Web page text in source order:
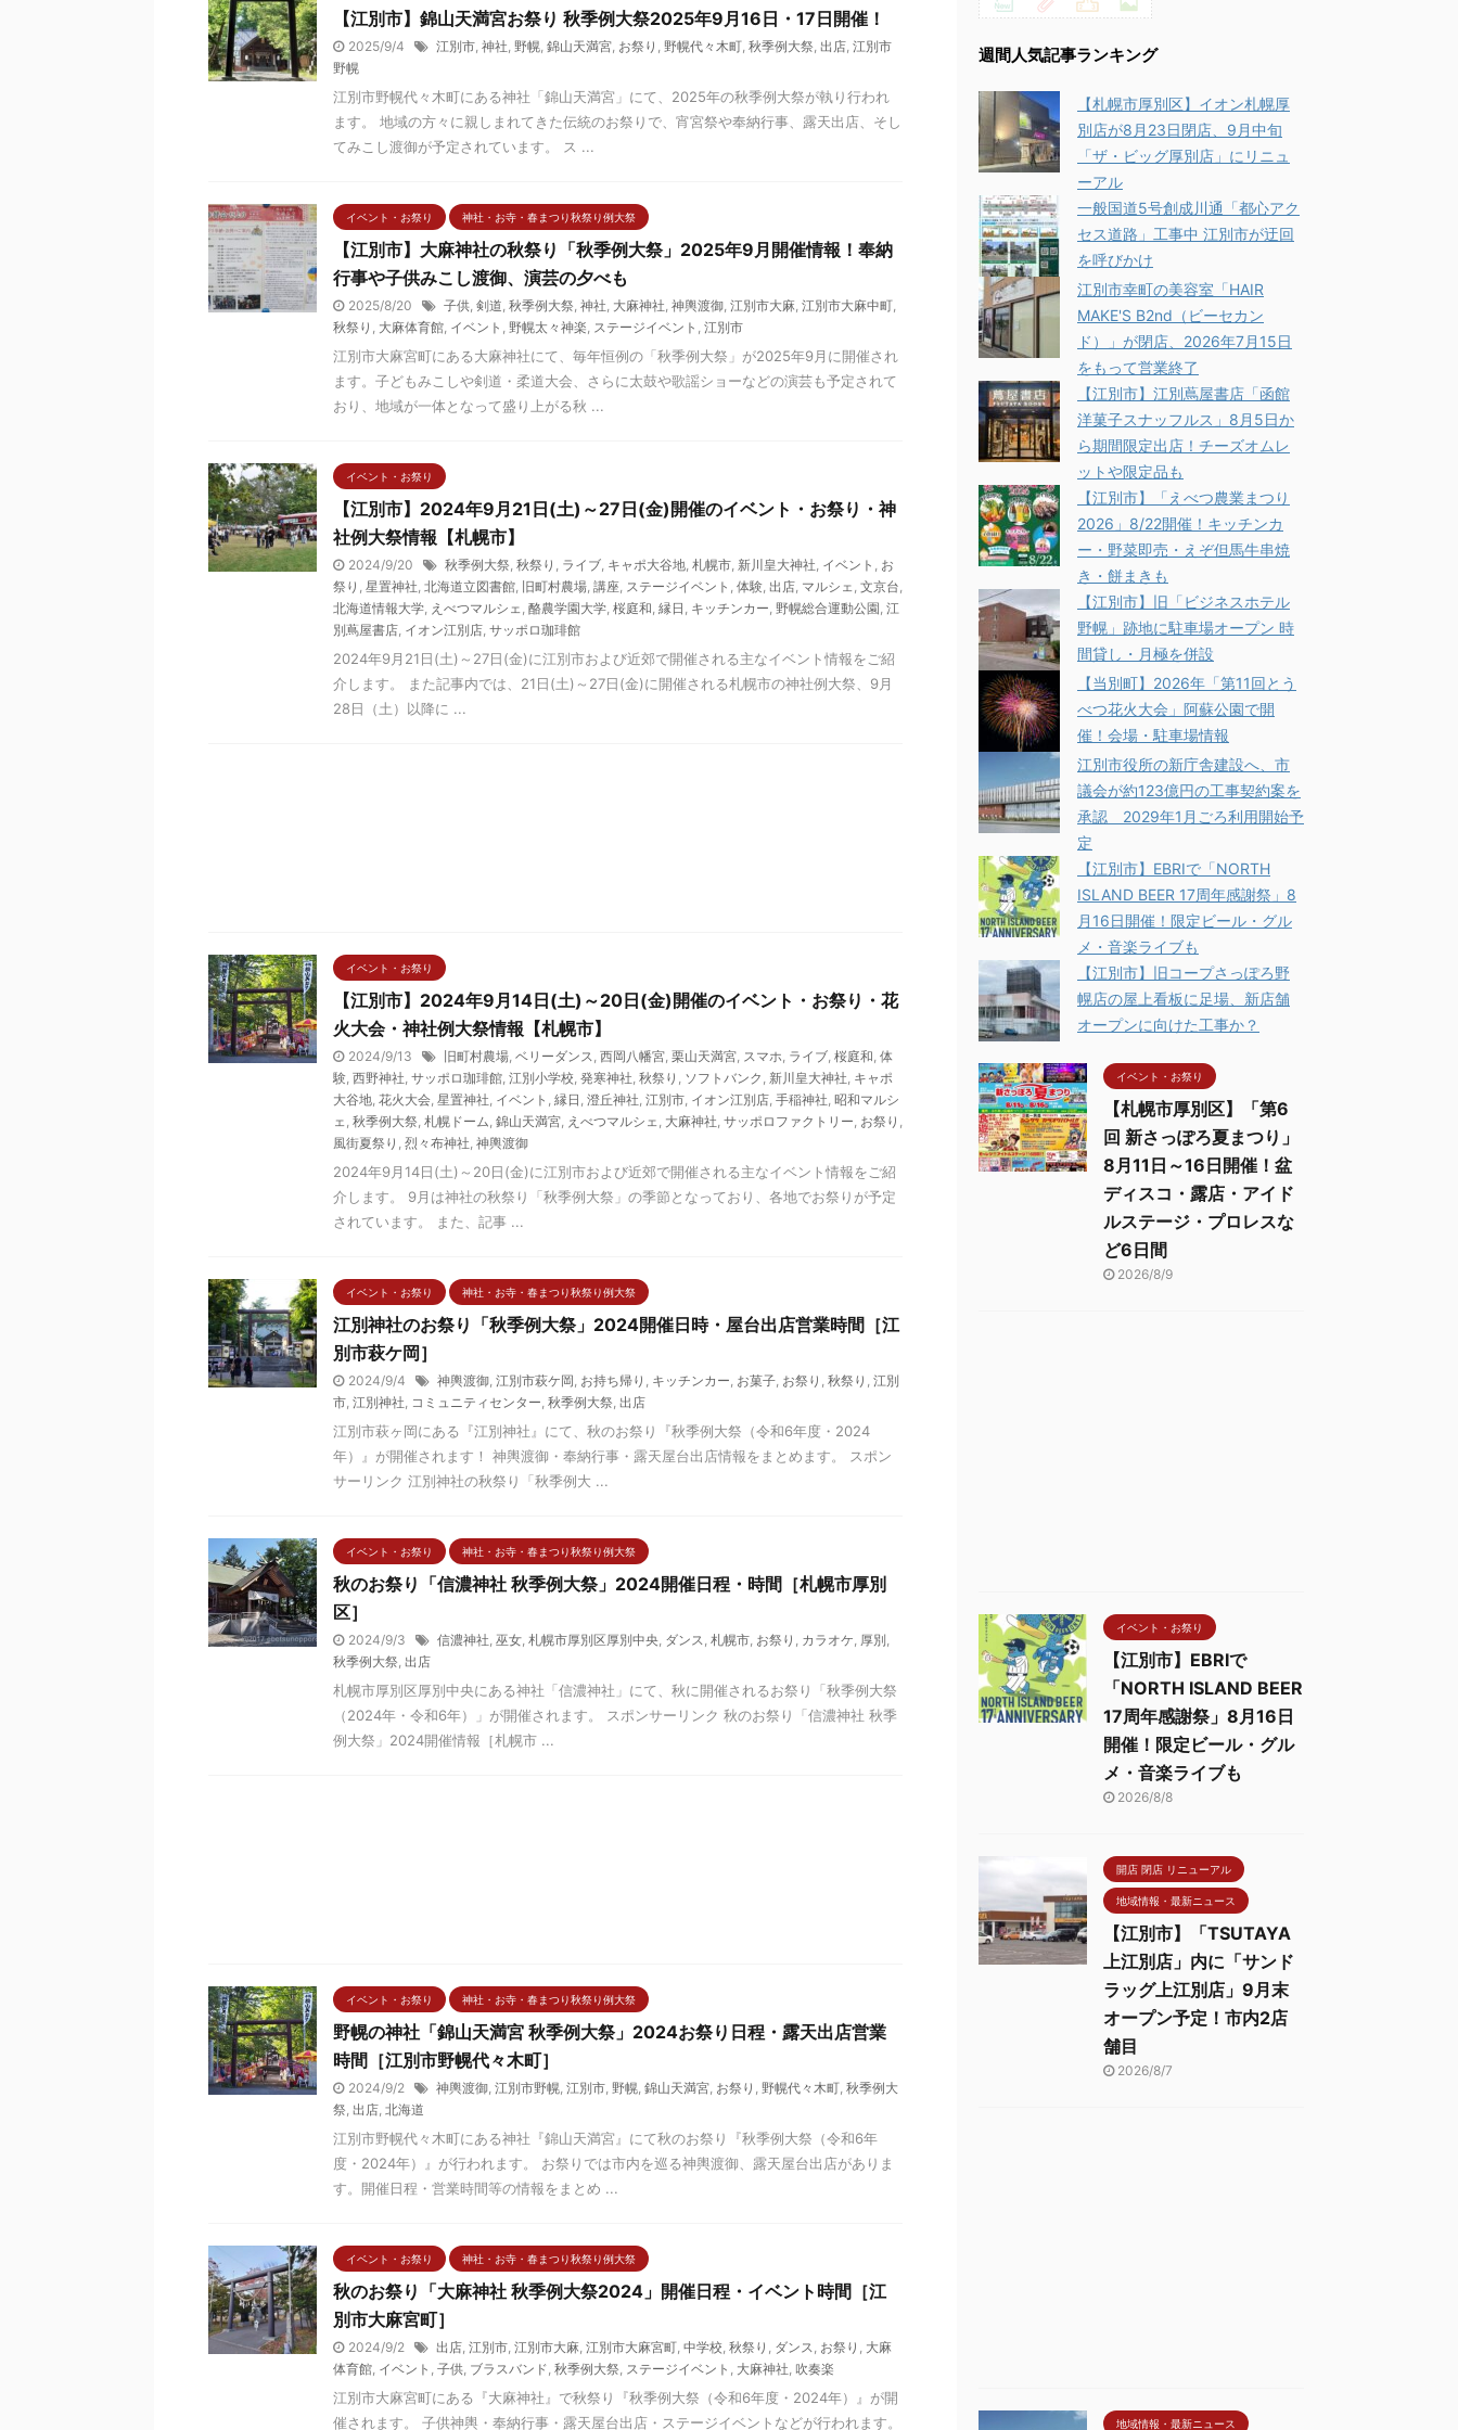
【江別市】錦山天満宮お祭り 秋季例大祭2025年9月16日・17日開催！
2025/9/4 江別市, 神社, 野幌, 錦山天満宮, お祭り , 野幌代々木町, 秋季例大祭, 出店, 江別市
野幌
江別市野幌代々木町にある神社「錦山天満宮」にて、2025年の秋季例大祭が執り行われ
ます。 地域の方々に親しまれてきた伝統のお祭りで、宵宮祭や奉納行事、露天出店、そし
てみこし渡御が予定されています。 ス ...
イベント・お祭り 神社・お寺・春まつり秋祭り例大祭
【江別市】大麻神社の秋祭り「秋季例大祭」2025年9月開催情報！奉納
行事や子供みこし渡御、演芸の夕べも
2025/8/20 子供, 剣道, 秋季例大祭, 神社, 大麻神社, 神輿渡御, 江別市大麻, 江別市大麻中町,
秋祭り , 大麻体育館, イベント , 野幌太々神楽, ステージイベント , 江別市
江別市大麻宮町にある大麻神社にて、毎年恒例の「秋季例大祭」が2025年9月に開催され
ます。子どもみこしや剣道・柔道大会、さらに太鼓や歌謡ショーなどの演芸も予定されて
おり、地域が一体となって盛り上がる秋 ...
イベント・お祭り
【江別市】2024年9月21日(土)～27日(金)開催のイベント・お祭り・神
社例大祭情報【札幌市】
2024/9/20 秋季例大祭, 秋祭り , ライブ, キャポ大谷地, 札幌市, 新川皇大神社, イベント , お
祭り , 星置神社, 北海道立図書館, 旧町村農場, 講座, ステージイベント , 体験, 出店, マルシェ, 文京台,
北海道情報大学, えべつマルシェ, 酪農学園大学, 桜庭和, 縁日 , キッチンカー, 野幌総合運動公園, 江
別蔦屋書店, イオン江別店, サッポロ珈琲館
2024年9月21日(土)～27日(金)に江別市および近郊で開催される主なイベント情報をご紹
介します。 また記事内では、21日(土)～27日(金)に開催される札幌市の神社例大祭、9月
28日（土）以降に ...
イベント・お祭り
【江別市】2024年9月14日(土)～20日(金)開催のイベント・お祭り・花
火大会・神社例大祭情報【札幌市】
2024/9/13 旧町村農場, ベリーダンス, 西岡八幡宮, 栗山天満宮, スマホ, ライブ, 桜庭和, 体
験, 西野神社, サッポロ珈琲館, 江別小学校, 発寒神社, 秋祭り , ソフトバンク , 新川皇大神社, キャポ
大谷地, 花火大会, 星置神社, イベント , 縁日 , 澄丘神社, 江別市, イオン江別店, 手稲神社, 昭和マルシ
ェ, 秋季例大祭, 札幌ドーム, 錦山天満宮, えべつマルシェ, 大麻神社, サッポロファクトリー, お祭り ,
風街夏祭り , 烈々布神社, 神輿渡御
2024年9月14日(土)～20日(金)に江別市および近郊で開催される主なイベント情報をご紹
介します。 9月は神社の秋祭り「秋季例大祭」の季節となっており、各地でお祭りが予定
されています。 また、記事 ...
イベント・お祭り 神社・お寺・春まつり秋祭り例大祭
江別神社のお祭り「秋季例大祭」2024開催日時・屋台出店営業時間［江
別市萩ケ岡］
2024/9/4 神輿渡御, 江別市萩ケ岡, お持ち帰り , キッチンカー, お菓子, お祭り , 秋祭り , 江別
市, 江別神社, コミュニティセンター, 秋季例大祭, 出店
江別市萩ヶ岡にある『江別神社』にて、秋のお祭り『秋季例大祭（令和6年度・2024
年）』が開催されます！ 神輿渡御・奉納行事・露天屋台出店情報をまとめます。 スポン
サーリンク 江別神社の秋祭り「秋季例大 ...
イベント・お祭り 神社・お寺・春まつり秋祭り例大祭
秋のお祭り「信濃神社 秋季例大祭」2024開催日程・時間［札幌市厚別
区］
2024/9/3 信濃神社, 巫女, 札幌市厚別区厚別中央, ダンス, 札幌市, お祭り , カラオケ, 厚別,
秋季例大祭, 出店
札幌市厚別区厚別中央にある神社「信濃神社」にて、秋に開催されるお祭り「秋季例大祭
（2024年・令和6年）」が開催されます。 スポンサーリンク 秋のお祭り「信濃神社 秋季
例大祭」2024開催情報［札幌市 ...
イベント・お祭り 神社・お寺・春まつり秋祭り例大祭
野幌の神社「錦山天満宮 秋季例大祭」2024お祭り日程・露天出店営業
時間［江別市野幌代々木町］
2024/9/2 神輿渡御, 江別市野幌, 江別市, 野幌, 錦山天満宮, お祭り , 野幌代々木町, 秋季例大
祭, 出店, 北海道
江別市野幌代々木町にある神社『錦山天満宮』にて秋のお祭り『秋季例大祭（令和6年
度・2024年）』が行われます。 お祭りでは市内を巡る神輿渡御、露天屋台出店がありま
す。開催日程・営業時間等の情報をまとめ ...
イベント・お祭り 神社・お寺・春まつり秋祭り例大祭
秋のお祭り「大麻神社 秋季例大祭2024」開催日程・イベント時間［江
別市大麻宮町］
2024/9/2 出店, 江別市, 江別市大麻, 江別市大麻宮町, 中学校, 秋祭り , ダンス, お祭り , 大麻
体育館, イベント , 子供, ブラスバンド, 秋季例大祭, ステージイベント , 大麻神社, 吹奏楽
江別市大麻宮町にある『大麻神社』で秋祭り『秋季例大祭（令和6年度・2024年）』が開
催されます。 子供神輿・奉納行事・露天屋台出店・ステージイベントなどが行われます。
週間人気記事ランキング
【札幌市厚別区】イオン札幌厚
別店が8月23日閉店、9月中旬
「ザ・ビッグ厚別店」にリニュ
ーアル
一般国道5号創成川通「都心アク
セス道路」工事中 江別市が迂回
を呼びかけ
江別市幸町の美容室「HAIR
MAKE'S B2nd（ビーセカン
ド）」が閉店、2026年7月15日
をもって営業終了
【江別市】江別蔦屋書店「函館
洋菓子スナッフルス」8月5日か
ら期間限定出店！チーズオムレ
ットや限定品も
【江別市】「えべつ農業まつり
2026」8/22開催！キッチンカ
ー・野菜即売・えぞ但馬牛串焼
き・餅まきも
【江別市】旧「ビジネスホテル
野幌」跡地に駐車場オープン 時
間貸し・月極を併設
【当別町】2026年「第11回とう
べつ花火大会」阿蘇公園で開
催！会場・駐車場情報
江別市役所の新庁舎建設へ、市
議会が約123億円の工事契約案を
承認 2029年1月ごろ利用開始予
定
【江別市】EBRIで「NORTH
ISLAND BEER 17周年感謝祭」8
月16日開催！限定ビール・グル
メ・音楽ライブも
【江別市】旧コープさっぽろ野
幌店の屋上看板に足場、新店舗
オープンに向けた工事か？
イベント・お祭り
【札幌市厚別区】「第6
回 新さっぽろ夏まつり」
8月11日～16日開催！盆
ディスコ・露店・アイド
ルステージ・プロレスな
ど6日間
2026/8/9
イベント・お祭り
【江別市】EBRIで
「NORTH ISLAND BEER
17周年感謝祭」8月16日
開催！限定ビール・グル
メ・音楽ライブも
2026/8/8
開店 閉店 リニューアル
地域情報・最新ニュース
【江別市】「TSUTAYA
上江別店」内に「サンド
ラッグ上江別店」9月末
オープン予定！市内2店
舗目
2026/8/7
地域情報・最新ニュース